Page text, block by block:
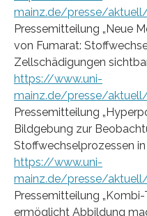
mainz.de/presse/aktuell/
Pressemitteilung „Neue
von Fumarat:
Zellschädigungen
https://www.uni-
mainz.de/presse/aktuell/
Pressemitteilung
Bildgebung zur
Stoffwechselprozessen in
https://www.uni-
mainz.de/presse/aktuell/
Pressemitteilung
ermöglicht Abbildung